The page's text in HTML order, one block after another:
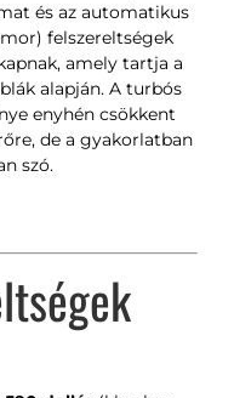
és az automatikus
felszereltségek
amely tartja a
alapján. A turbós
enyhén csökkent
de a gyakorlatban
szó.